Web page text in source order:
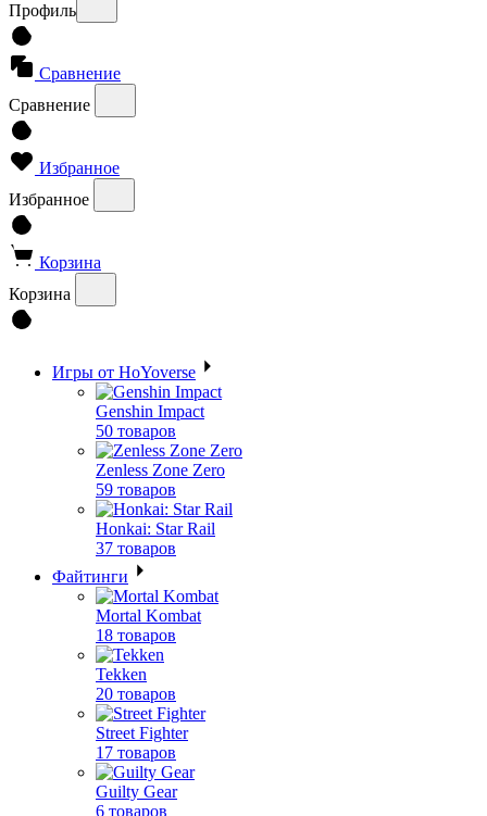
Профиль
Сравнение
Сравнение
Избранное
Избранное
Корзина
Корзина
Игры от HoYoverse
Genshin Impact
50 товаров
Zenless Zone Zero
59 товаров
Honkai: Star Rail
37 товаров
Файтинги
Mortal Kombat
18 товаров
Tekken
20 товаров
Street Fighter
17 товаров
Guilty Gear
6 товаров